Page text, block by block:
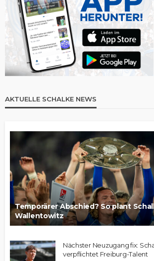
AKTUELLE SCHALKE NEWS
Temporärer Abschied? So plant
Wallentowitz
Nächster Neuzugang fix:
verpflichtet Freiburg-Talent